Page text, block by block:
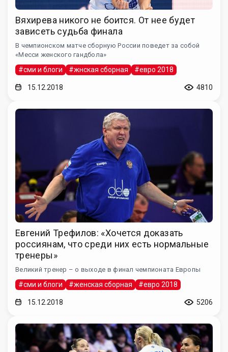
Вяхирева никого не боится. От нее будет
зависеть судьба финала
В чемпионском матче сборную России поведет за собой
«Месси женского гандбола»
#сми и блоги #жнская сборная #евро 2018
15.12.2018 4810
Евгений Трефилов: «Хочется доказать
россиянам, что среди них есть нормальные
тренеры»
Великий тренер – о выходе в финал чемпионата Европы
#сми и блоги #женская сборная #евро 2018
15.12.2018 5206